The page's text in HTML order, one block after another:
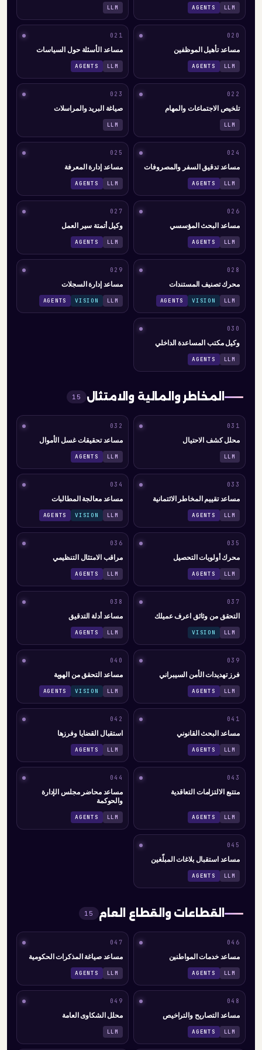
LLM
AGENTS
LLM
020
مساعد تأهيل الموظفين
LLM
AGENTS
021
مساعد الأسئلة حول السياسات
LLM
AGENTS
022
تلخيص الاجتماعات والمهام
LLM
023
صياغة البريد والمراسلات
LLM
024
مساعد تدقيق السفر والمصروفات
LLM
AGENTS
025
مساعد إدارة المعرفة
LLM
AGENTS
026
مساعد البحث المؤسسي
LLM
AGENTS
027
وكيل أتمتة سير العمل
LLM
AGENTS
028
محرك تصنيف المستندات
LLM
VISION
AGENTS
029
مساعد إدارة السجلات
LLM
VISION
AGENTS
030
وكيل مكتب المساعدة الداخلي
LLM
AGENTS
المخاطر والمالية والامتثال 15
031
محلل كشف الاحتيال
LLM
032
مساعد تحقيقات غسل الأموال
LLM
AGENTS
033
مساعد تقييم المخاطر الائتمانية
LLM
AGENTS
034
مساعد معالجة المطالبات
LLM
VISION
AGENTS
035
محرك أولويات التحصيل
LLM
AGENTS
036
مراقب الامتثال التنظيمي
LLM
AGENTS
037
التحقق من وثائق اعرف عميلك
LLM
VISION
038
مساعد أدلة التدقيق
LLM
AGENTS
039
فرز تهديدات الأمن السيبراني
LLM
AGENTS
040
مساعد التحقق من الهوية
LLM
VISION
AGENTS
041
مساعد البحث القانوني
LLM
AGENTS
042
استقبال القضايا وفرزها
LLM
AGENTS
043
متتبع الالتزامات التعاقدية
LLM
AGENTS
044
مساعد محاضر مجلس الإدارة
والحوكمة
LLM
AGENTS
045
مساعد استقبال بلاغات المبلّغين
LLM
AGENTS
القطاعات والقطاع العام 15
046
مساعد خدمات المواطنين
LLM
AGENTS
047
مساعد صياغة المذكرات الحكومية
LLM
AGENTS
048
مساعد التصاريح والتراخيص
LLM
AGENTS
049
محلل الشكاوى العامة
LLM